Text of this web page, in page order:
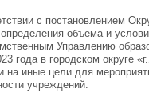
с постановлением
определения объема и
Управлению
года в городском округе
на иные цели для
учреждений.